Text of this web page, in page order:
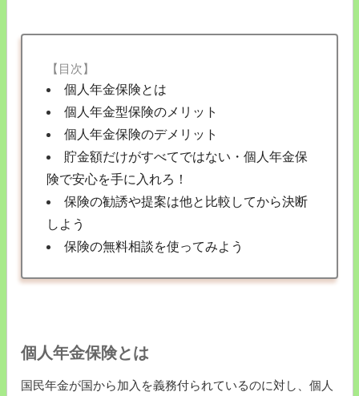
【目次】
個人年金保険とは
個人年金型保険のメリット
個人年金保険のデメリット
貯金額だけがすべてではない・個人年金保
険で安心を手に入れろ！
保険の勧誘や提案は他と比較してから決断
しよう
保険の無料相談を使ってみよう
個人年金保険とは
国民年金が国から加入を義務付られているのに対し、個人